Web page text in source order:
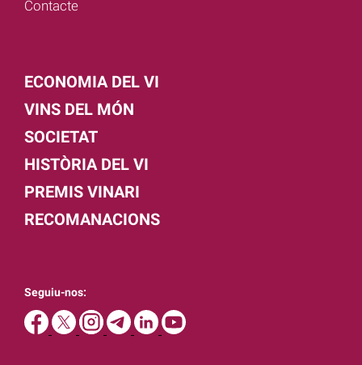
Contacte
ECONOMIA DEL VI
VINS DEL MÓN
SOCIETAT
HISTÒRIA DEL VI
PREMIS VINARI
RECOMANACIONS
Seguiu-nos: